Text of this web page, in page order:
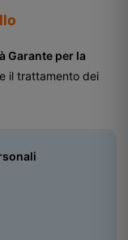
Garante per la
il trattamento dei